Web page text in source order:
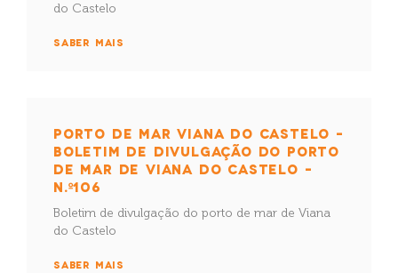
do Castelo
SABER MAIS
PORTO DE MAR VIANA DO CASTELO –
BOLETIM DE DIVULGAÇÃO DO PORTO
DE MAR DE VIANA DO CASTELO –
N.º106
Boletim de divulgação do porto de mar de Viana
do Castelo
SABER MAIS